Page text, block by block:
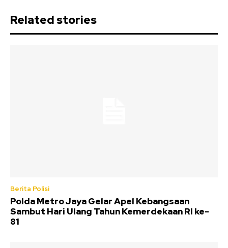
Related stories
Berita Polisi
Polda Metro Jaya Gelar Apel Kebangsaan
Sambut Hari Ulang Tahun Kemerdekaan RI ke-
81